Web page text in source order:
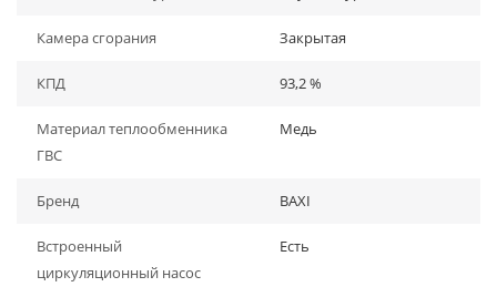
Камера сгорания Закрытая
КПД 93,2 %
Материал теплообменника
ГВС
Медь
Бренд BAXI
Встроенный
циркуляционный насос
Есть